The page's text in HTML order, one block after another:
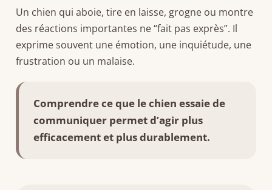
Un chien qui aboie, tire en laisse, grogne ou montre
des réactions importantes ne “fait pas exprès”. Il
exprime souvent une émotion, une inquiétude, une
frustration ou un malaise.
Comprendre ce que le chien essaie de
communiquer permet d’agir plus
efficacement et plus durablement.